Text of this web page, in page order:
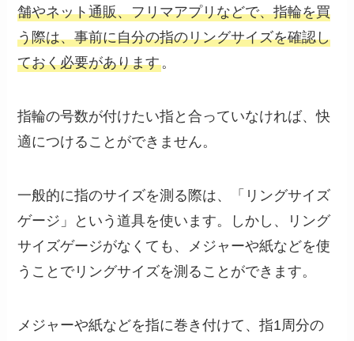
舗やネット通販、フリマアプリなどで、指輪を買
う際は、事前に自分の指のリングサイズを確認し
ておく必要があります。
指輪の号数が付けたい指と合っていなければ、快
適につけることができません。
一般的に指のサイズを測る際は、「リングサイズ
ゲージ」という道具を使います。しかし、リング
サイズゲージがなくても、メジャーや紙などを使
うことでリングサイズを測ることができます。
メジャーや紙などを指に巻き付けて、指1周分の